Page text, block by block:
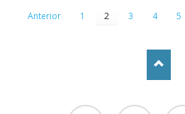
Anterior
1 2 3 4 5